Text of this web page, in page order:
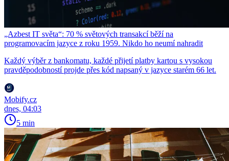
„Azbest IT světa“: 70 % světových transakcí běží na
programovacím jazyce z roku 1959. Nikdo ho neumí nahradit
Každý výběr z bankomatu, každé přijetí platby kartou s vysokou
pravděpodobností projde přes kód napsaný v jazyce starém 66 let.
Mobify.cz
dnes, 04:03
5 min